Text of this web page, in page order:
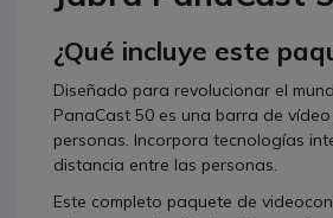
¿Qué incluye este
Diseñado para revolucionar el
PanaCast 50 es una barra de
personas. Incorpora tecnologías
distancia entre las personas.
Este completo paquete de